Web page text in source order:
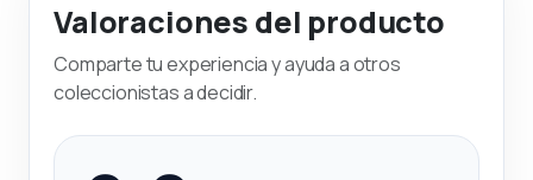
Valoraciones del producto
Comparte tu experiencia y ayuda a otros
coleccionistas a decidir.